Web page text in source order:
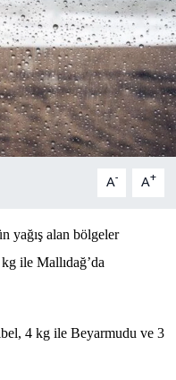
A- A+
yağış alan bölgeler
ile Mallıdağ’da
4 kg ile Beyarmudu ve 3